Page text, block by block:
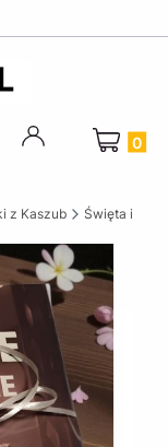
Produkty
z Kaszub Święta i